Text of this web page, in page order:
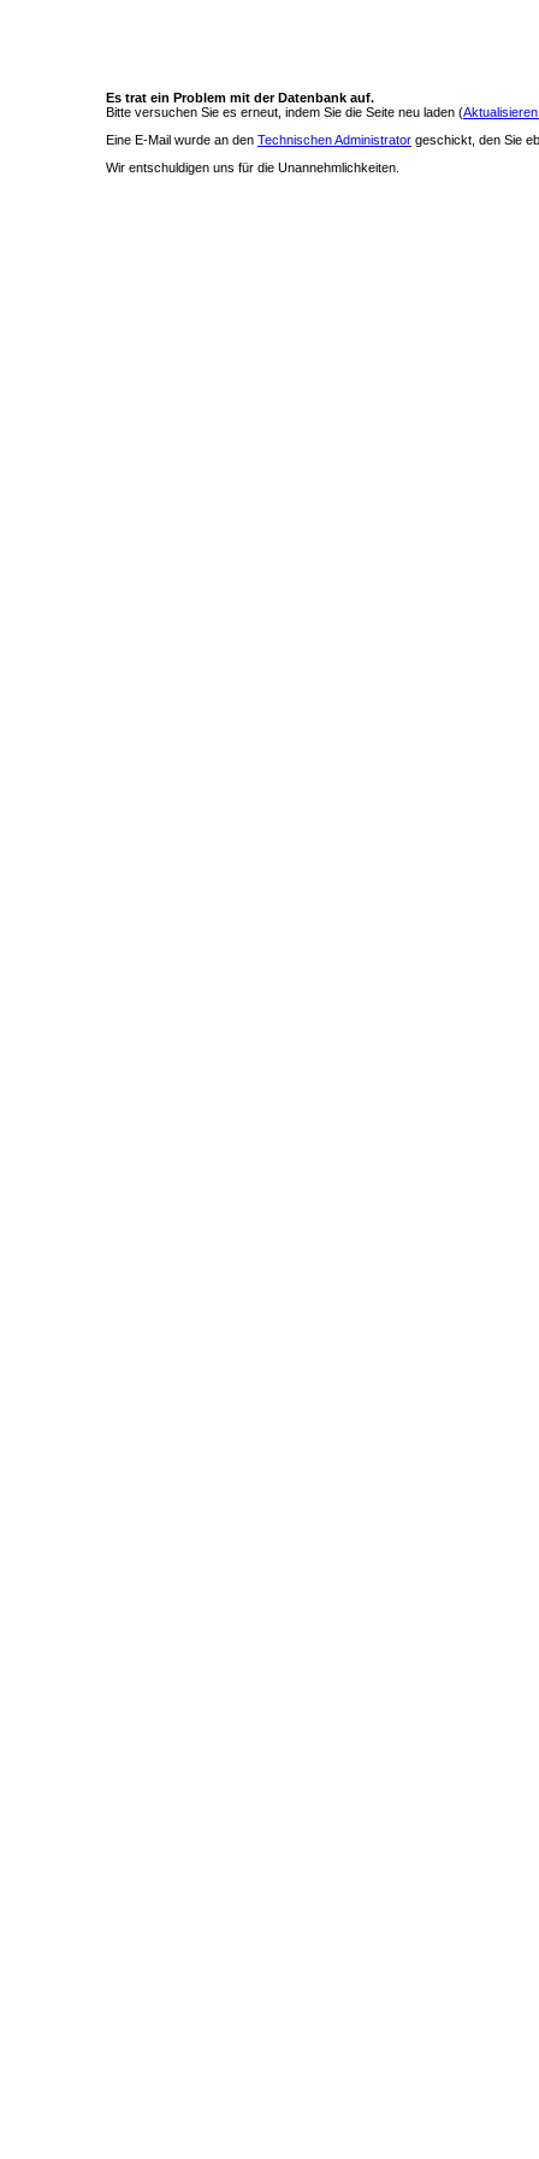
Es trat ein Problem mit der Datenbank auf.
Bitte versuchen Sie es erneut, indem Sie die Seite neu laden (
Eine E-Mail wurde an den Technischen Administrator geschickt, den Sie
Wir entschuldigen uns für die Unannehmlichkeiten.